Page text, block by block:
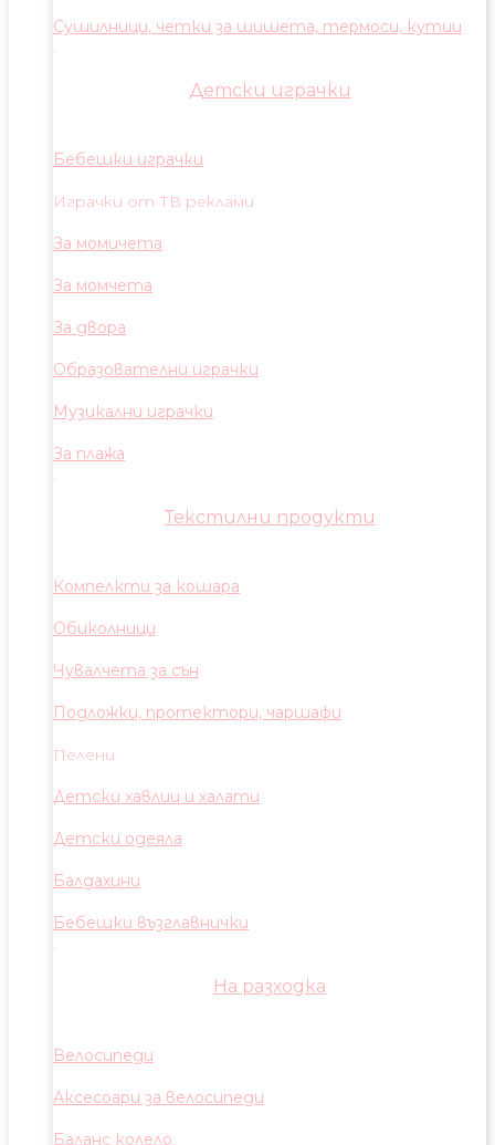
Сушилници, четки за шишета, термоси, кутии
Детски играчки
Бебешки играчки
Играчки от ТВ реклами
За момичета
За момчета
За двора
Образователни играчки
Музикални играчки
За плажа
Текстилни продукти
Компелкти за кошара
Обиколници
Чувалчета за сън
Подложки, протектори, чаршафи
Пелени
Детски хавлии и халати
Детски одеяла
Балдахини
Бебешки възглавнички
На разходка
Велосипеди
Аксесоари за велосипеди
Баланс колело